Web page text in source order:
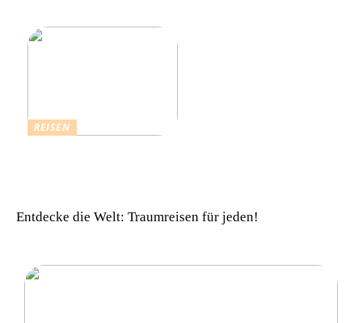
REISEN
Entdecke die Welt: Traumreisen für jeden!